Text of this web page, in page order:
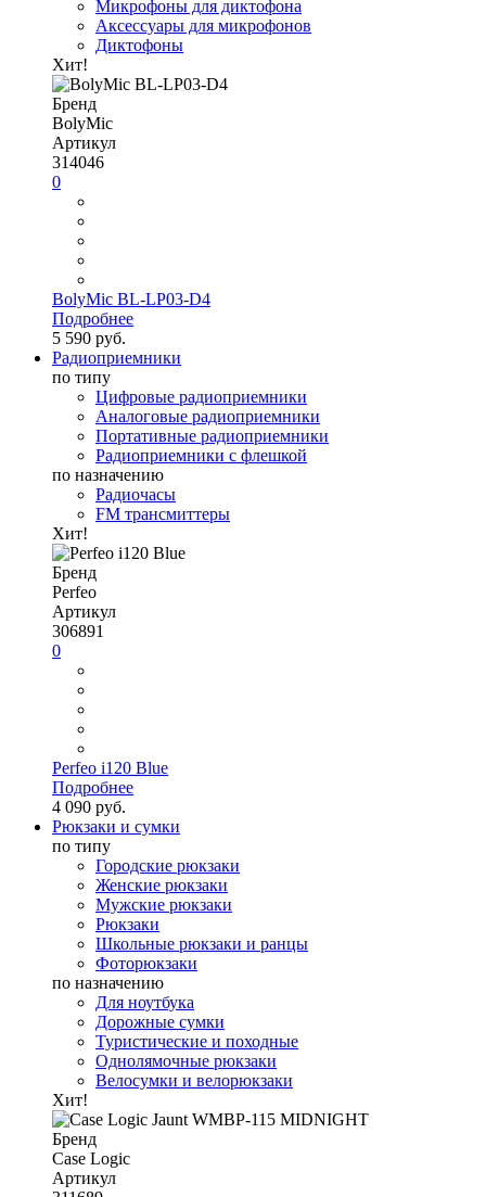
Микрофоны для диктофона
Аксессуары для микрофонов
Диктофоны
Хит!
Бренд
BolyMic
Артикул
314046
0
BolyMic BL-LP03-D4
Подробнее
5 590 руб.
Радиоприемники
по типу
Цифровые радиоприемники
Аналоговые радиоприемники
Портативные радиоприемники
Радиоприемники с флешкой
по назначению
Радиочасы
FM трансмиттеры
Хит!
Бренд
Perfeo
Артикул
306891
0
Perfeo i120 Blue
Подробнее
4 090 руб.
Рюкзаки и сумки
по типу
Городские рюкзаки
Женские рюкзаки
Мужские рюкзаки
Рюкзаки
Школьные рюкзаки и ранцы
Фоторюкзаки
по назначению
Для ноутбука
Дорожные сумки
Туристические и походные
Однолямочные рюкзаки
Велосумки и велорюкзаки
Хит!
Бренд
Case Logic
Артикул